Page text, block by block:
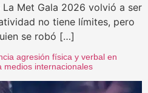
Met Gala 2026 volvió a ser
no tiene límites, pero
se robó […]
agresión física y verbal en
medios internacionales